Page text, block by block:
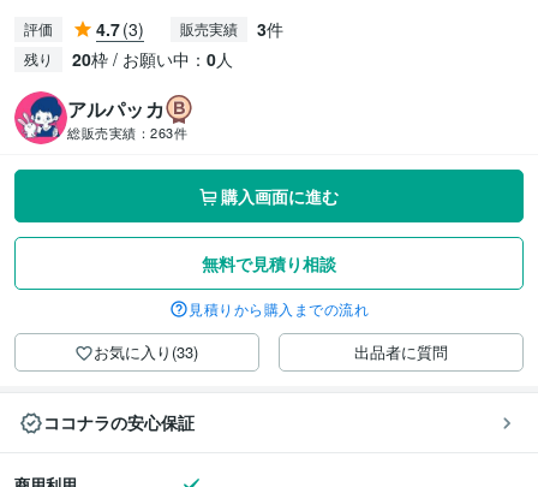
評価 4.7(3) 販売実績 3件
残り 20枠 / お願い中： 0人
アルパッカ
総販売実績： 263件
購入画面に進む
無料で見積り相談
見積りから購入までの流れ
お気に入り(33) 出品者に質問
ココナラの安心保証